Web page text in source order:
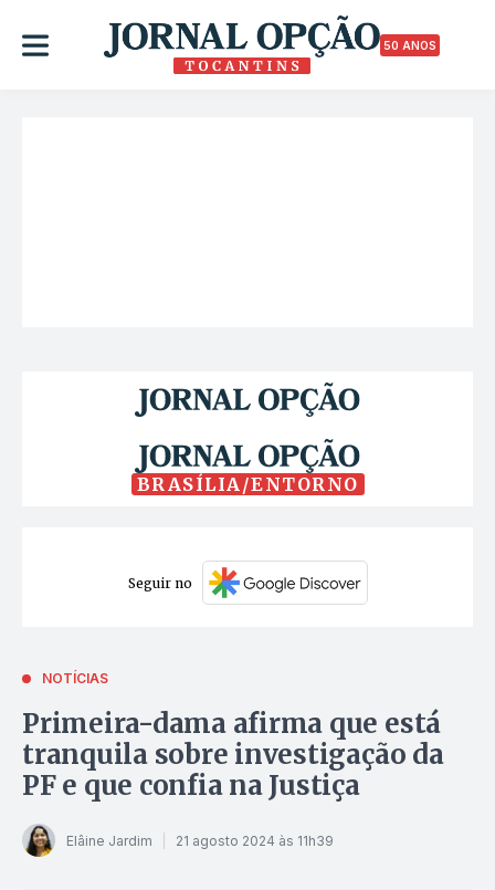
50 ANOS
BRASÍLIA/ENTORNO
Seguir no
NOTÍCIAS
Primeira-dama afirma que está
tranquila sobre investigação da
PF e que confia na Justiça
Elâine Jardim 21 agosto 2024 às 11h39